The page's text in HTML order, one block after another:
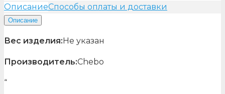
ОписаниеСпособы оплаты и доставки
Описание
Вес изделия:Не указан
Производитель:Chebo
“